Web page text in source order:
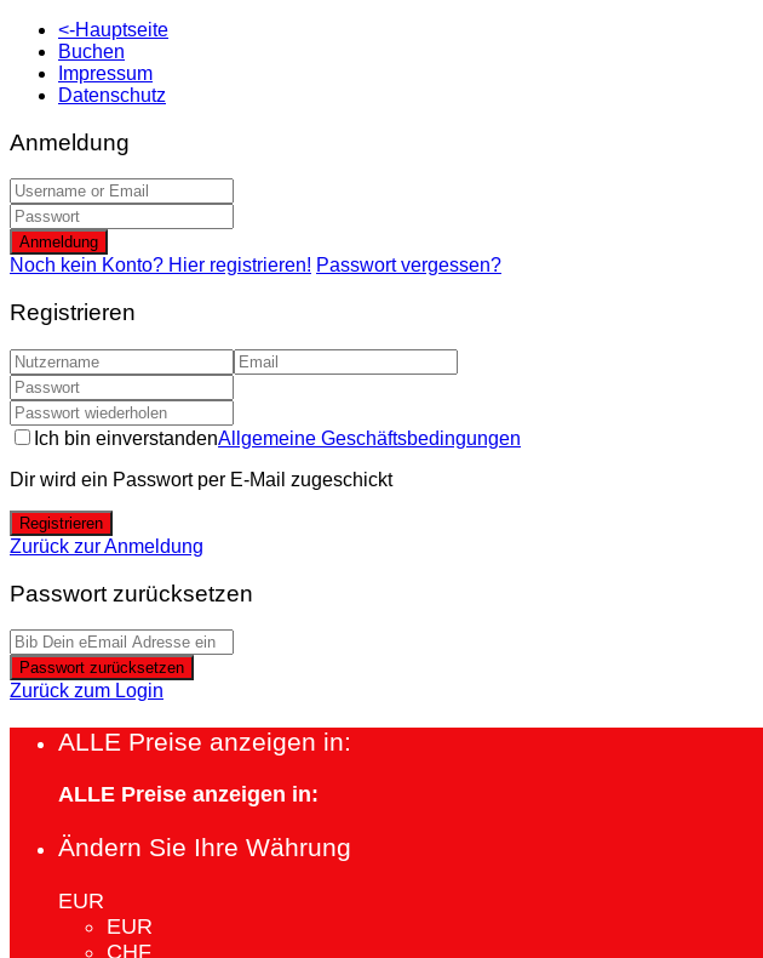
<-Hauptseite
Buchen
Impressum
Datenschutz
Anmeldung
Anmeldung
Noch kein Konto? Hier registrieren! Passwort vergessen?
Registrieren
Ich bin einverstandenAllgemeine Geschäftsbedingungen
Dir wird ein Passwort per E-Mail zugeschickt
Registrieren
Zurück zur Anmeldung
Passwort zurücksetzen
Passwort zurücksetzen
Zurück zum Login
ALLE Preise anzeigen in:
ALLE Preise anzeigen in:
Ändern Sie Ihre Währung
EUR
EUR
CHF